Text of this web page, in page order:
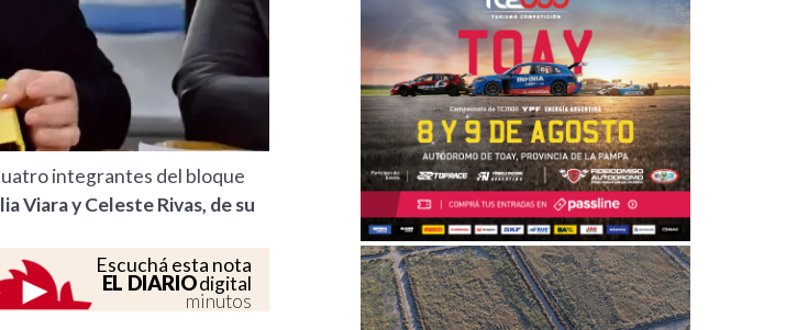
integrantes del bloque
Viara y Celeste Rivas, de su
Escuchá esta nota
EL DIARIOdigital
minutos